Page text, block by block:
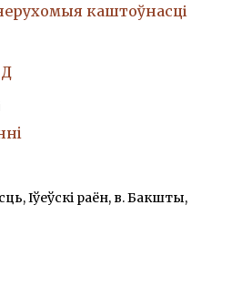
каштоўнасці
Іўеўскі раён, в. Бакшты,